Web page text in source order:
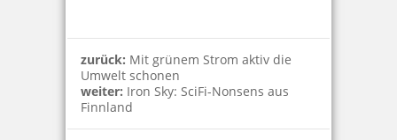
zurück: Mit grünem Strom aktiv die
Umwelt schonen
weiter: Iron Sky: SciFi-Nonsens aus
Finnland